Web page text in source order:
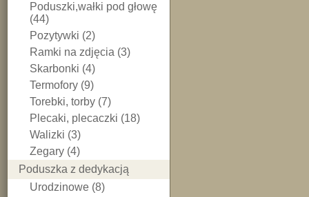
Poduszki,wałki pod głowę
(44)
Pozytywki (2)
Ramki na zdjęcia (3)
Skarbonki (4)
Termofory (9)
Torebki, torby (7)
Plecaki, plecaczki (18)
Walizki (3)
Zegary (4)
Poduszka z dedykacją
Urodzinowe (8)